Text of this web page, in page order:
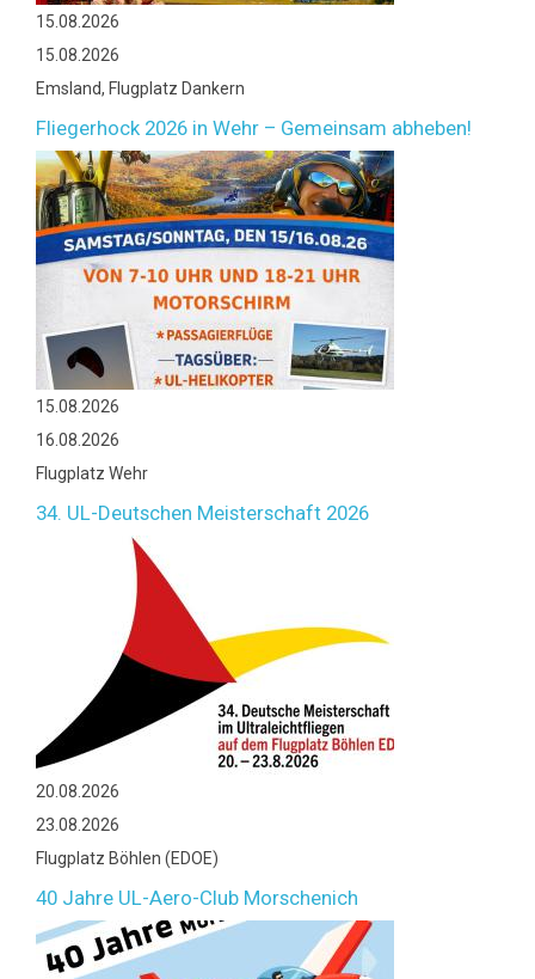
15.08.2026
15.08.2026
Emsland, Flugplatz Dankern
Fliegerhock 2026 in Wehr – Gemeinsam abheben!
15.08.2026
16.08.2026
Flugplatz Wehr
34. UL-Deutschen Meisterschaft 2026
20.08.2026
23.08.2026
Flugplatz Böhlen (EDOE)
40 Jahre UL-Aero-Club Morschenich